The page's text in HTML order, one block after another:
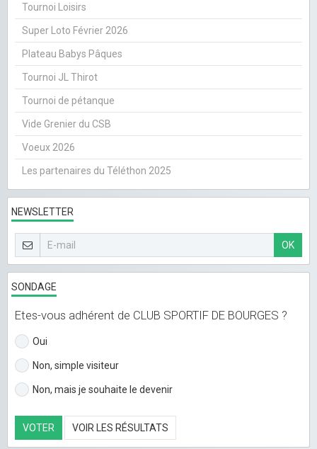
Tournoi Loisirs
Super Loto Février 2026
Plateau Babys Pâques
Tournoi JL Thirot
Tournoi de pétanque
Vide Grenier du CSB
Voeux 2026
Les partenaires du Téléthon 2025
NEWSLETTER
OK
SONDAGE
Etes-vous adhérent de CLUB SPORTIF DE BOURGES ?
Oui
Non, simple visiteur
Non, mais je souhaite le devenir
VOTER VOIR LES RÉSULTATS